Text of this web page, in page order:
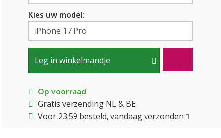
Kies uw model:
Leg in winkelmandje
Op voorraad
Gratis verzending NL & BE
Voor 23:59 besteld, vandaag verzonden